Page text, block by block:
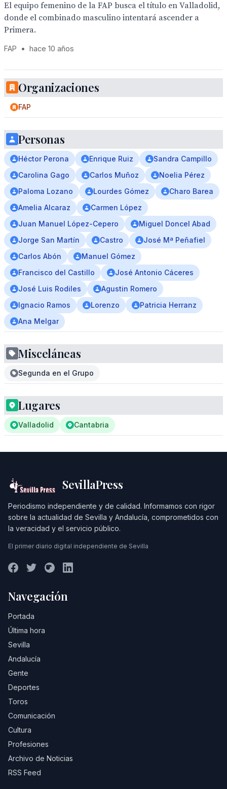
El equipo femenino de la FAP busca el título en Valladolid,
donde el combinado masculino intentará ascender a
Primera.
FAP • hace 10 años
Organizaciones
FAP
Personas
Héctor Perona Enrique Ruiz
Sandra Campillo
Carolina Gago
Carlos Muñoz
Noelia Pérez
Paloma Lozano
Lourdes Gómez
Charo Barea
Amelia Alcaraz
Carmen López
Juan Manuel López-Cepero
Miguel Doncel Abad
Jorge San Martín
Castro
José Mª Peñafiel
Carlos Abón
Manuel Gómez
Francisco del Castillo
José Antonio Cáceres
José Luis Rodiles
Agustin Romero
Ignacio Ramos
Lorenzo
Patricia Herranz
Ana Melgar
Misceláneas
Segunda en el Grupo
Lugares
Valladolid Cantabria
SevillaPress
Periodismo independiente y de calidad. Informamos con rigor
sobre la actualidad de Sevilla y Andalucía, comprometidos con
la veracidad y el servicio público.
El primer diario digital independiente de Sevilla
Navegación
Portada
Última hora
Sevilla
Andalucía
Gente
Deportes
Toros
Comunicación
Cultura
Profesiones
Archivo de Noticias
RSS Feed